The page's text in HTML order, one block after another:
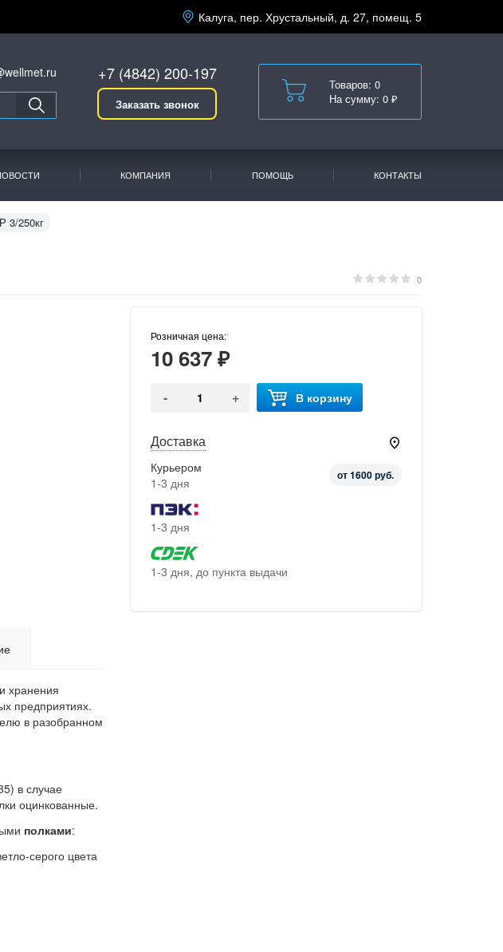
Калуга, пер. Хрустальный, д. 27, помещ. 5
+7 (4842) 200-197
Заказать звонок
Товаров: 0
На сумму: 0 ₽
КОМПАНИЯ ПОМОЩЬ КОНТАКТЫ
3/250кг
0
Розничная цена:
10 637 ₽
- + В корзину
Доставка
Курьером
1-3 дня
от 1600 руб.
1-3 дня
1-3 дня, до пункта выдачи
хранения
предприятиях.
в разобранном
в случае
оцинкованные.
полками:
серого цвета